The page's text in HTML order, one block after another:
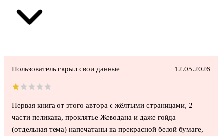
Пользователь скрыл свои данные 12.05.2026
Первая книга от этого автора с жёлтыми страницами, 2
части пеликана, проклятье Жеводана и даже гойда
(отдельная тема) напечатаны на прекрасной белой бумаге,